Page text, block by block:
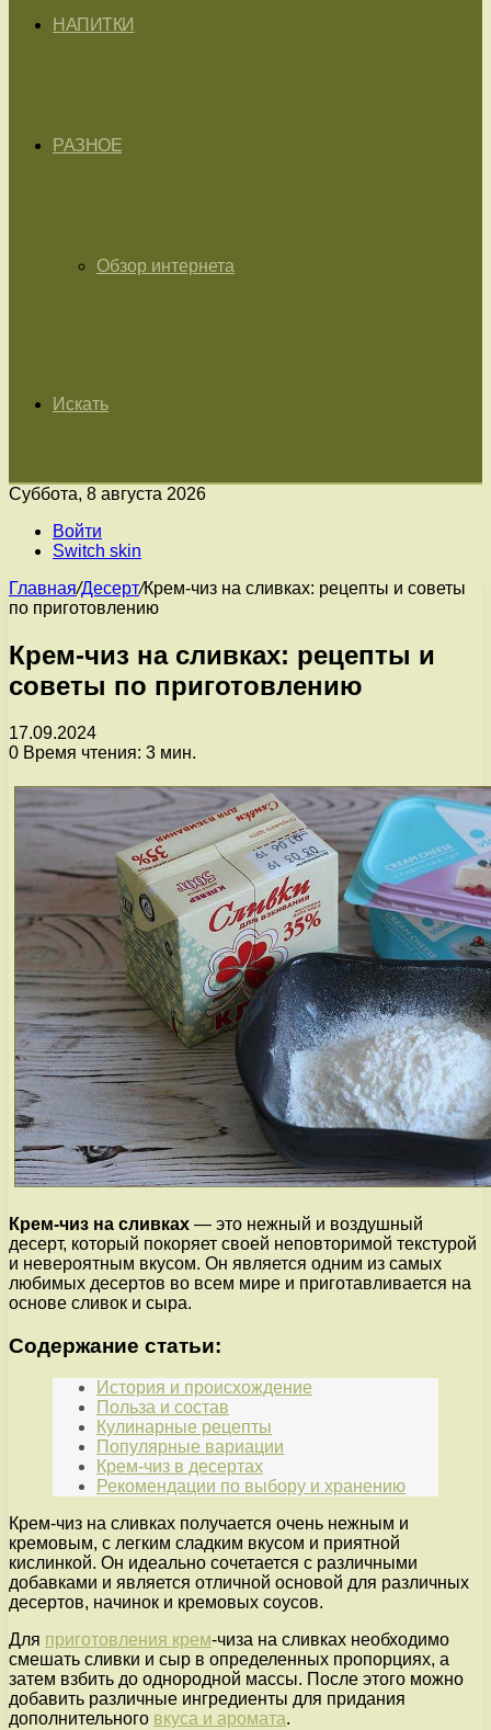
НАПИТКИ
РАЗНОЕ
Обзор интернета
Искать
Суббота, 8 августа 2026
Войти
Switch skin
Главная/Десерт/Крем-чиз на сливках: рецепты и советы
по приготовлению
Крем-чиз на сливках: рецепты и
советы по приготовлению
17.09.2024
0 Время чтения: 3 мин.
Крем-чиз на сливках — это нежный и воздушный
десерт, который покоряет своей неповторимой текстурой
и невероятным вкусом. Он является одним из самых
любимых десертов во всем мире и приготавливается на
основе сливок и сыра.
Содержание статьи:
История и происхождение
Польза и состав
Кулинарные рецепты
Популярные вариации
Крем-чиз в десертах
Рекомендации по выбору и хранению
Крем-чиз на сливках получается очень нежным и
кремовым, с легким сладким вкусом и приятной
кислинкой. Он идеально сочетается с различными
добавками и является отличной основой для различных
десертов, начинок и кремовых соусов.
Для приготовления крем-чиза на сливках необходимо
смешать сливки и сыр в определенных пропорциях, а
затем взбить до однородной массы. После этого можно
добавить различные ингредиенты для придания
дополнительного вкуса и аромата.